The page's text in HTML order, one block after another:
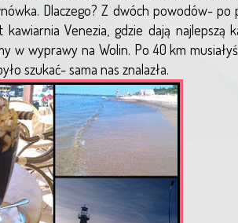
Dlaczego? Z dwóch powodów- po
Venezia, gdzie dają najlepszą
w wyprawy na Wolin. Po 40 km
szukać- sama nas znalazła.